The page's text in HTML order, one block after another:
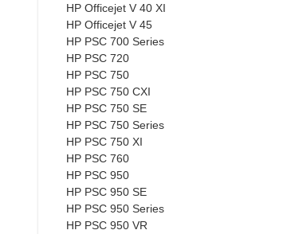
HP Officejet V 40 XI
HP Officejet V 45
HP PSC 700 Series
HP PSC 720
HP PSC 750
HP PSC 750 CXI
HP PSC 750 SE
HP PSC 750 Series
HP PSC 750 XI
HP PSC 760
HP PSC 950
HP PSC 950 SE
HP PSC 950 Series
HP PSC 950 VR